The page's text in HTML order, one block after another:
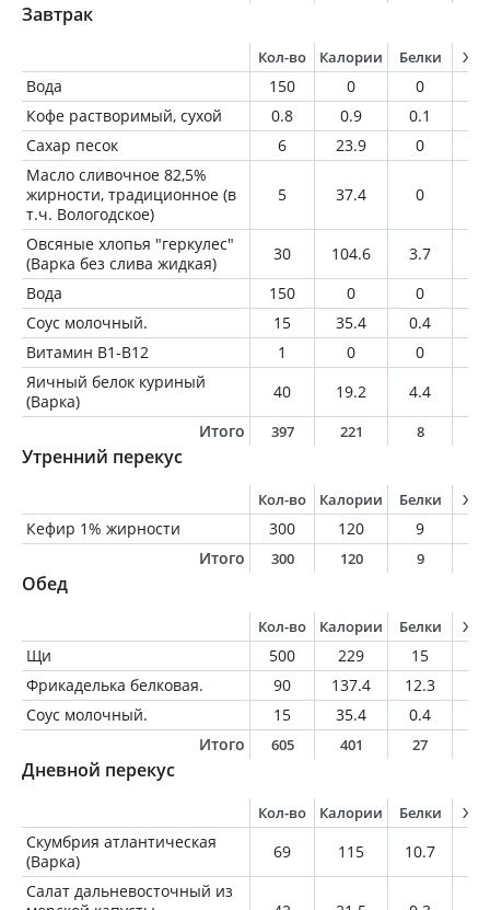
Завтрак
Кол-во Калории Белки
Вода 150 0 0
Кофе растворимый, сухой
0.8 0.9 0.1
Сахар песок
6 23.9 0
Масло сливочное 82,5%
жирности, традиционное (в
т.ч. Вологодское)
5 37.4 0
Овсяные хлопья "геркулес"
(Варка без слива жидкая)
30 104.6 3.7
Вода
150 0 0
Соус молочный.
15 35.4 0.4
Витамин В1-В12
1 0 0
Яичный белок куриный
(Варка)
40 19.2 4.4
Итого
397 221 8
Утренний перекус
Кол-во Калории Белки
Кефир 1% жирности 300 120 9
Итого
300 120 9
Обед
Кол-во Калории Белки
Щи 500 229 15
Фрикаделька белковая.
90 137.4 12.3
Соус молочный.
15 35.4 0.4
Итого
605 401 27
Дневной перекус
Кол-во Калории Белки
Скумбрия атлантическая
(Варка)
69 115 10.7
Салат дальневосточный из